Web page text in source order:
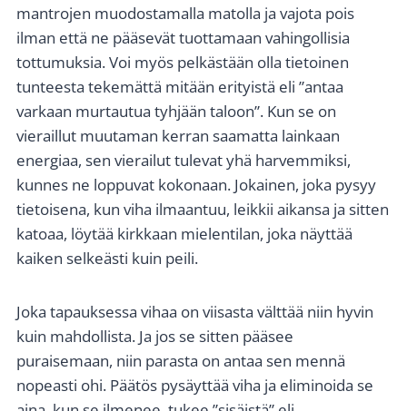
mantrojen muodostamalla matolla ja vajota pois
ilman että ne pääsevät tuottamaan vahingollisia
tottumuksia. Voi myös pelkästään olla tietoinen
tunteesta tekemättä mitään erityistä eli ”antaa
varkaan murtautua tyhjään taloon”. Kun se on
vieraillut muutaman kerran saamatta lainkaan
energiaa, sen vierailut tulevat yhä harvemmiksi,
kunnes ne loppuvat kokonaan. Jokainen, joka pysyy
tietoisena, kun viha ilmaantuu, leikkii aikansa ja sitten
katoaa, löytää kirkkaan mielentilan, joka näyttää
kaiken selkeästi kuin peili.
Joka tapauksessa vihaa on viisasta välttää niin hyvin
kuin mahdollista. Ja jos se sitten pääsee
puraisemaan, niin parasta on antaa sen mennä
nopeasti ohi. Päätös pysäyttää viha ja eliminoida se